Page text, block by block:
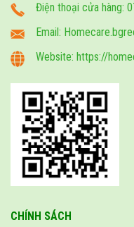
Điện thoại cửa hàng:
Email:
Website: https://
CHÍNH SÁCH